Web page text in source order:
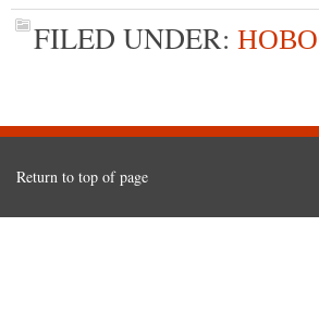
FILED UNDER:
Return to top of page